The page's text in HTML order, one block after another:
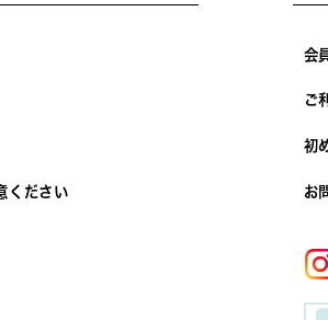
ください
会
ご
初
お